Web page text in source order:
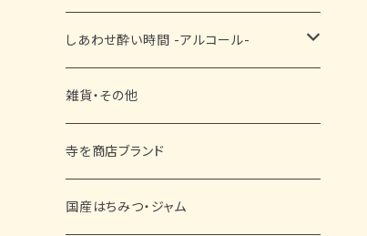
■ ドレッシング・ソース・その他
抹茶
その他
■ 和菓子
■ 洋菓子
■ 黒豆菓子
しあわせ酔い時間 -アルコール-
ビール
日本酒
ワイン
雑貨・その他
寺を商店ブランド
国産はちみつ・ジャム